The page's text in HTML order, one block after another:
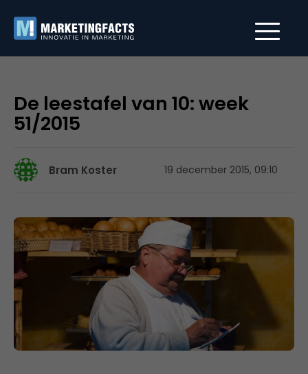
De leestafel van 10: week
51/2015
Bram Koster 19 december 2015, 09:10